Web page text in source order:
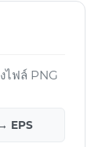
ฟล์ PNG
EPS